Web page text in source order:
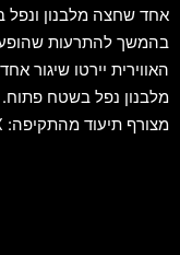
אחד שחצה מלבנון
האווירית יירטו שיגור
מלבנון נפל בשטח פתוח.
מצורף תיעוד מהתקיפה: https://bit.ly/3Y03oiX